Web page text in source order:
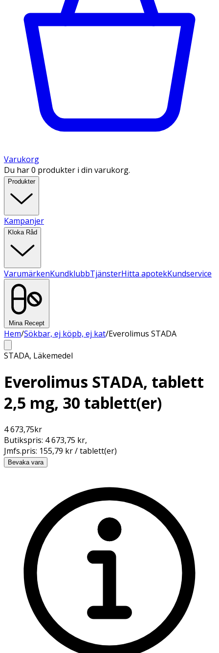
Varukorg
Du har 0 produkter i din varukorg.
Produkter
Kampanjer
Kloka Råd
VarumärkenKundklubbTjänsterHitta apotekKundservice
Mina Recept
Hem/Sökbar, ej köpb, ej kat/Everolimus STADA
STADA, Läkemedel
Everolimus STADA, tablett
2,5 mg, 30 tablett(er)
4 673,75kr
Butikspris: 4 673,75 kr,
Jmfs.pris: 155,79 kr / tablett(er)
Bevaka vara